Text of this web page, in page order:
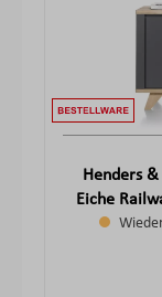
Henders
Eiche